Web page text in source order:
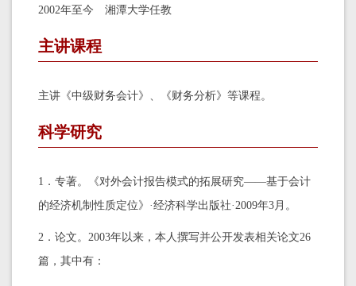
2002年至今 湘潭大学任教
主讲课程
主讲《中级财务会计》、《财务分析》等课程。
科学研究
1．专著。《对外会计报告模式的拓展研究——基于会计
的经济机制性质定位》·经济科学出版社·2009年3月。
2．论文。2003年以来，本人撰写并公开发表相关论文26
篇，其中有：